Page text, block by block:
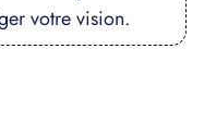
votre vision.